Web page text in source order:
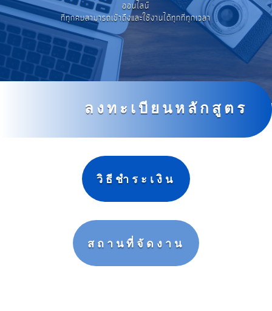
ออนไลน์
ที่ทุกคนสามารถเข้าถึงและใช้งานได้ทุกที่ทุกเวลา
ลงทะเบียนหลักสูตร
วิธีชำระเงิน
สถานที่จัดงาน